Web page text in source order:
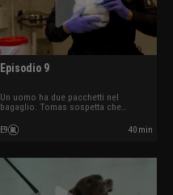
Episodio 9
Un uomo ha due pacchetti nel
bagaglio. Tomas sospetta che
controllo a Malmö uno dei
passeggeri cerca di ingoiare della
E9 40 min